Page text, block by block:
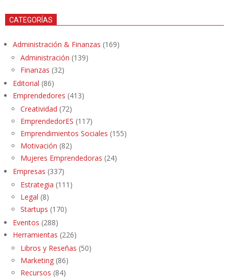
CATEGORÍAS
Administración & Finanzas (169)
Administración (139)
Finanzas (32)
Editorial (86)
Emprendedores (413)
Creatividad (72)
EmprendedorES (117)
Emprendimientos Sociales (155)
Motivación (82)
Mujeres Emprendedoras (24)
Empresas (337)
Estrategia (111)
Legal (8)
Startups (170)
Eventos (288)
Herramientas (226)
Libros y Reseñas (50)
Marketing (86)
Recursos (84)